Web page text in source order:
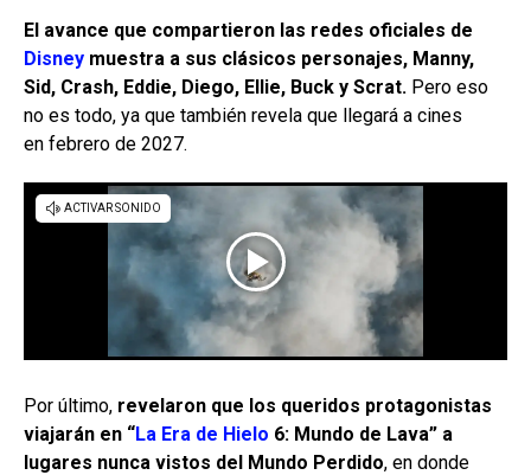
El avance que compartieron las redes oficiales de
Disney muestra a sus clásicos personajes, Manny,
Sid, Crash, Eddie, Diego, Ellie, Buck y Scrat. Pero eso
no es todo, ya que también revela que llegará a cines
en febrero de 2027.
Por último, revelaron que los queridos protagonistas
viajarán en “La Era de Hielo 6: Mundo de Lava” a
lugares nunca vistos del Mundo Perdido, en donde